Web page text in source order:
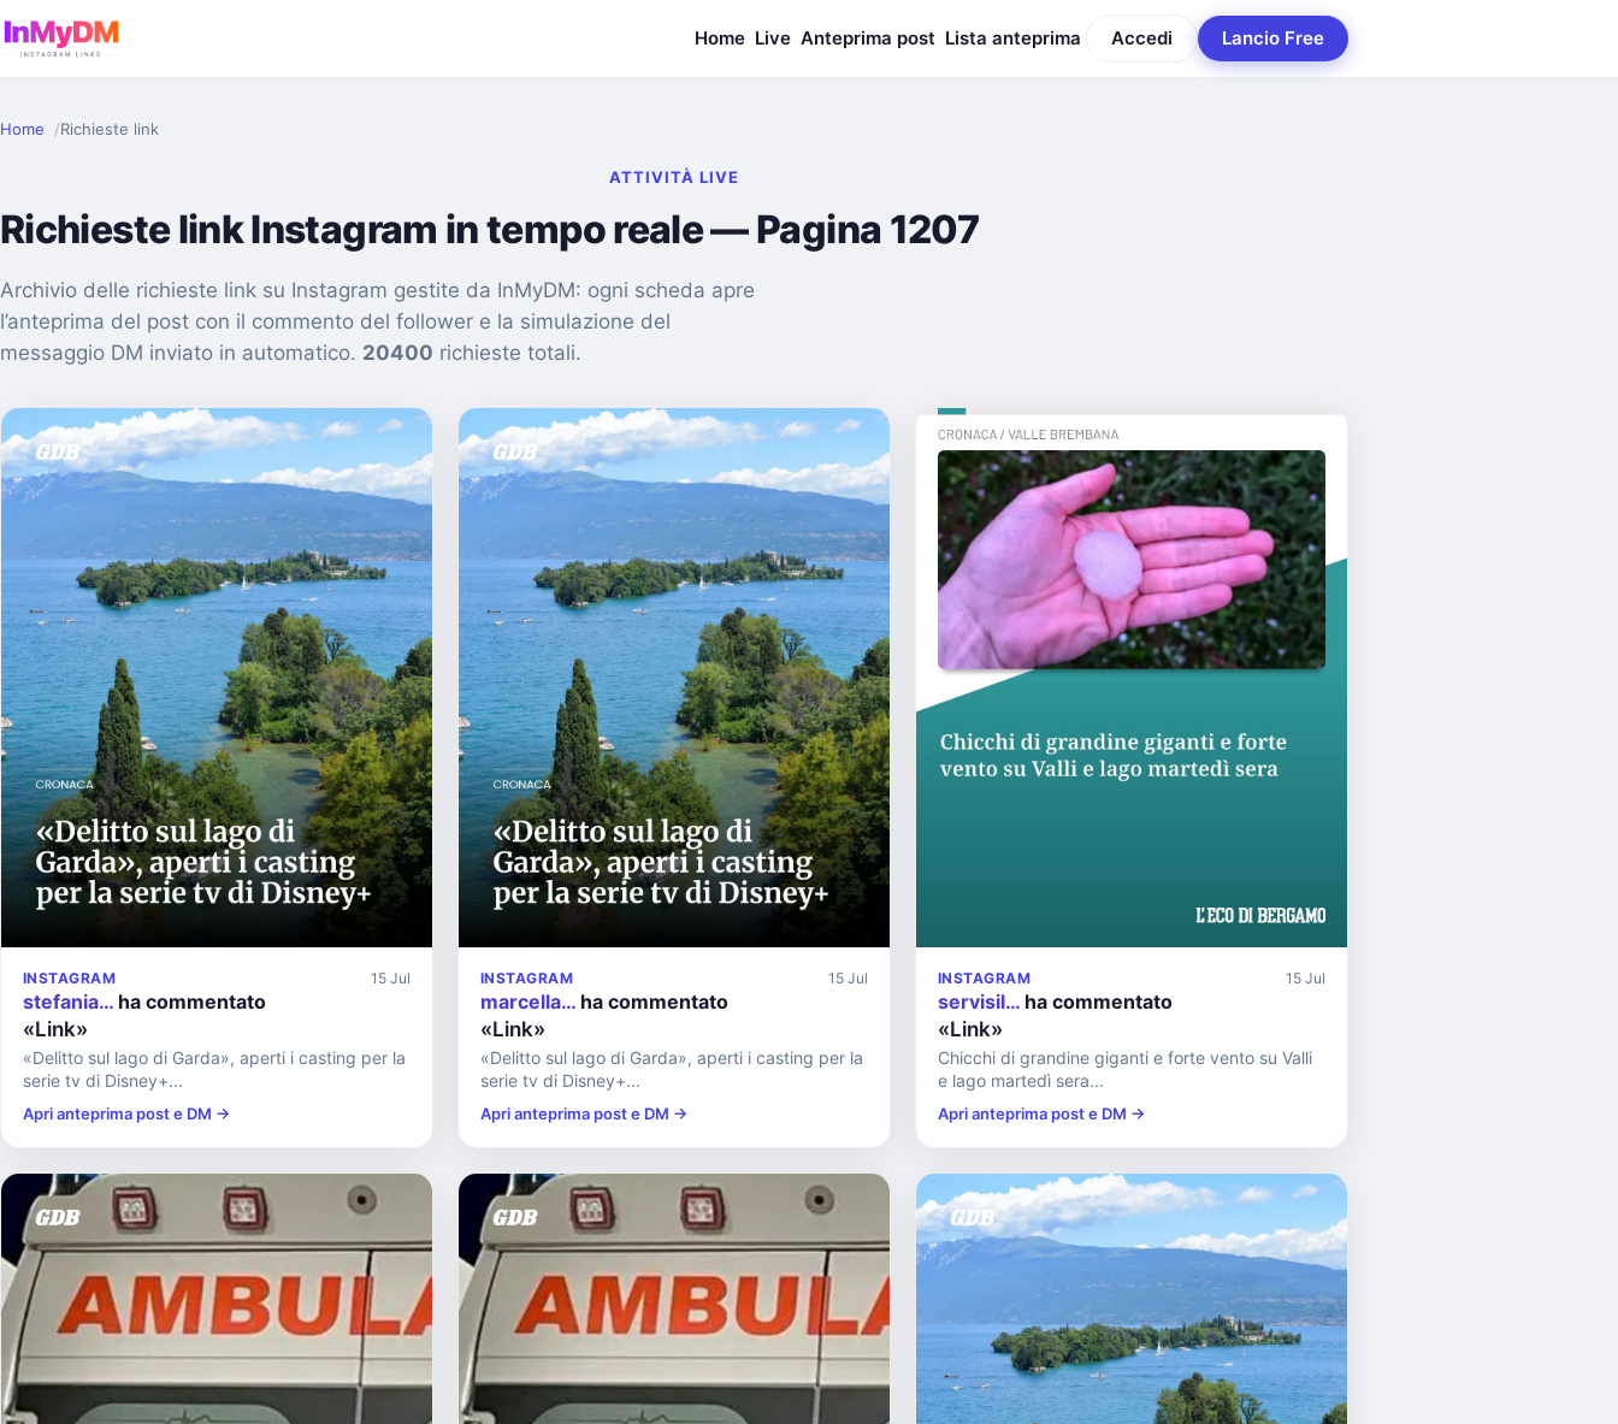
Home Live Anteprima post Lista anteprima Accedi Lancio Free
Home Richieste link
ATTIVITÀ LIVE
Richieste link Instagram in tempo reale — Pagina 1207
Archivio delle richieste link su Instagram gestite da InMyDM: ogni scheda apre
l’anteprima del post con il commento del follower e la simulazione del
messaggio DM inviato in automatico. 20400 richieste totali.
INSTAGRAM 15 Jul
stefania… ha commentato
«Link»
«Delitto sul lago di Garda», aperti i casting per la
serie tv di Disney+...
Apri anteprima post e DM →
INSTAGRAM 15 Jul
marcella… ha commentato
«Link»
«Delitto sul lago di Garda», aperti i casting per la
serie tv di Disney+...
Apri anteprima post e DM →
INSTAGRAM 15 Jul
servisil… ha commentato
«Link»
Chicchi di grandine giganti e forte vento su Valli
e lago martedì sera...
Apri anteprima post e DM →